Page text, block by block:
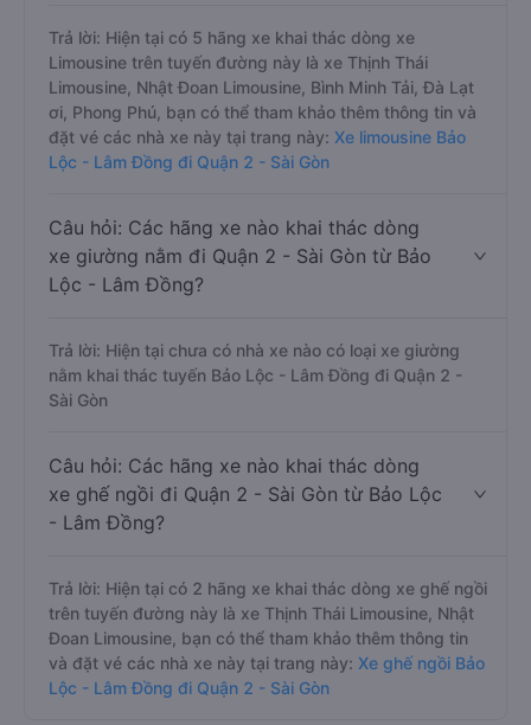
Trả lời: Hiện tại có 5 hãng xe khai thác dòng xe
Limousine trên tuyến đường này là xe Thịnh Thái
Limousine, Nhật Đoan Limousine, Bình Minh Tải, Đà Lạt
ơi, Phong Phú, bạn có thể tham khảo thêm thông tin và
đặt vé các nhà xe này tại trang này: Xe limousine Bảo
Lộc - Lâm Đồng đi Quận 2 - Sài Gòn
Câu hỏi: Các hãng xe nào khai thác dòng
xe giường nằm đi Quận 2 - Sài Gòn từ Bảo
Lộc - Lâm Đồng?
Trả lời: Hiện tại chưa có nhà xe nào có loại xe giường
nằm khai thác tuyến Bảo Lộc - Lâm Đồng đi Quận 2 -
Sài Gòn
Câu hỏi: Các hãng xe nào khai thác dòng
xe ghế ngồi đi Quận 2 - Sài Gòn từ Bảo Lộc
- Lâm Đồng?
Trả lời: Hiện tại có 2 hãng xe khai thác dòng xe ghế ngồi
trên tuyến đường này là xe Thịnh Thái Limousine, Nhật
Đoan Limousine, bạn có thể tham khảo thêm thông tin
và đặt vé các nhà xe này tại trang này: Xe ghế ngồi Bảo
Lộc - Lâm Đồng đi Quận 2 - Sài Gòn